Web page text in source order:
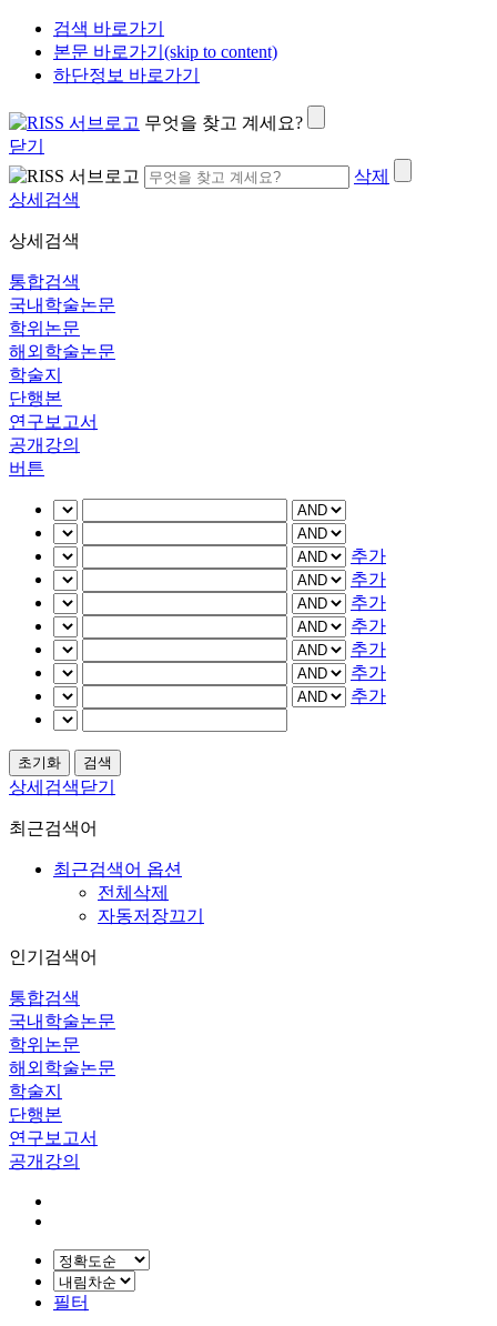
검색 바로가기
본문 바로가기(skip to content)
하단정보 바로가기
무엇을 찾고 계세요?
닫기
삭제
상세검색
상세검색
통합검색
국내학술논문
학위논문
해외학술논문
학술지
단행본
연구보고서
공개강의
버튼
추가
추가
추가
추가
추가
추가
추가
상세검색닫기
최근검색어
최근검색어 옵션
전체삭제
자동저장끄기
인기검색어
통합검색
국내학술논문
학위논문
해외학술논문
학술지
단행본
연구보고서
공개강의
필터